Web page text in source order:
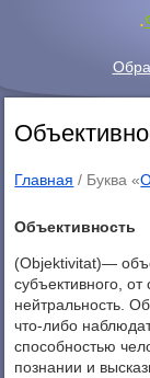
.
Главная / Буква «
Объективность
(Objektivitat)—
субъективного,
нейтральность.
что-либо
способностью
познании и